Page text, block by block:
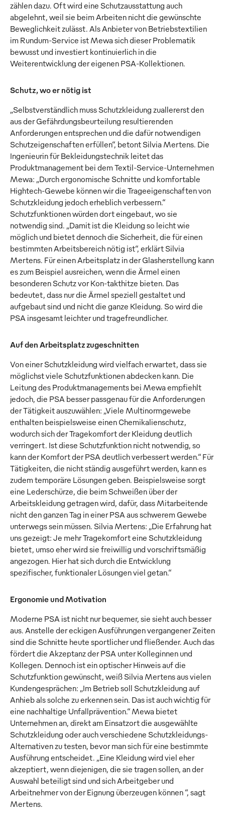
zählen dazu. Oft wird eine Schutzausstattung auch
abgelehnt, weil sie beim Arbeiten nicht die gewünschte
Beweglichkeit zulässt. Als Anbieter von Betriebstextilien
im Rundum-Service ist Mewa sich dieser Problematik
bewusst und investiert kontinuierlich in die
Weiterentwicklung der eigenen PSA-Kollektionen.
Schutz, wo er nötig ist
„Selbstverständlich muss Schutzkleidung zuallererst den
aus der Gefährdungsbeurteilung resultierenden
Anforderungen entsprechen und die dafür notwendigen
Schutzeigenschaften erfüllen“, betont Silvia Mertens. Die
Ingenieurin für Bekleidungstechnik leitet das
Produktmanagement bei dem Textil-Service-Unternehmen
Mewa: „Durch ergonomische Schnitte und komfortable
Hightech-Gewebe können wir die Trageeigenschaften von
Schutzkleidung jedoch erheblich verbessern.“
Schutzfunktionen würden dort eingebaut, wo sie
notwendig sind. „Damit ist die Kleidung so leicht wie
möglich und bietet dennoch die Sicherheit, die für einen
bestimmten Arbeitsbereich nötig ist“, erklärt Silvia
Mertens. Für einen Arbeitsplatz in der Glasherstellung kann
es zum Beispiel ausreichen, wenn die Ärmel einen
besonderen Schutz vor Kon-takthitze bieten. Das
bedeutet, dass nur die Ärmel speziell gestaltet und
aufgebaut sind und nicht die ganze Kleidung. So wird die
PSA insgesamt leichter und tragefreundlicher.
Auf den Arbeitsplatz zugeschnitten
Von einer Schutzkleidung wird vielfach erwartet, dass sie
möglichst viele Schutzfunktionen abdecken kann. Die
Leitung des Produktmanagements bei Mewa empfiehlt
jedoch, die PSA besser passgenau für die Anforderungen
der Tätigkeit auszuwählen: „Viele Multinormgewebe
enthalten beispielsweise einen Chemikalienschutz,
wodurch sich der Tragekomfort der Kleidung deutlich
verringert. Ist diese Schutzfunktion nicht notwendig, so
kann der Komfort der PSA deutlich verbessert werden.“ Für
Tätigkeiten, die nicht ständig ausgeführt werden, kann es
zudem temporäre Lösungen geben. Beispielsweise sorgt
eine Lederschürze, die beim Schweißen über der
Arbeitskleidung getragen wird, dafür, dass Mitarbeitende
nicht den ganzen Tag in einer PSA aus schwerem Gewebe
unterwegs sein müssen. Silvia Mertens: „Die Erfahrung hat
uns gezeigt: Je mehr Tragekomfort eine Schutzkleidung
bietet, umso eher wird sie freiwillig und vorschriftsmäßig
angezogen. Hier hat sich durch die Entwicklung
spezifischer, funktionaler Lösungen viel getan.“
Ergonomie und Motivation
Moderne PSA ist nicht nur bequemer, sie sieht auch besser
aus. Anstelle der eckigen Ausführungen vergangener Zeiten
sind die Schnitte heute sportlicher und fließender. Auch das
fördert die Akzeptanz der PSA unter Kolleginnen und
Kollegen. Dennoch ist ein optischer Hinweis auf die
Schutzfunktion gewünscht, weiß Silvia Mertens aus vielen
Kundengesprächen: „Im Betrieb soll Schutzkleidung auf
Anhieb als solche zu erkennen sein. Das ist auch wichtig für
eine nachhaltige Unfallprävention.“ Mewa bietet
Unternehmen an, direkt am Einsatzort die ausgewählte
Schutzkleidung oder auch verschiedene Schutzkleidungs-
Alternativen zu testen, bevor man sich für eine bestimmte
Ausführung entscheidet. „Eine Kleidung wird viel eher
akzeptiert, wenn diejenigen, die sie tragen sollen, an der
Auswahl beteiligt sind und sich Arbeitgeber und
Arbeitnehmer von der Eignung überzeugen können “, sagt
Mertens.